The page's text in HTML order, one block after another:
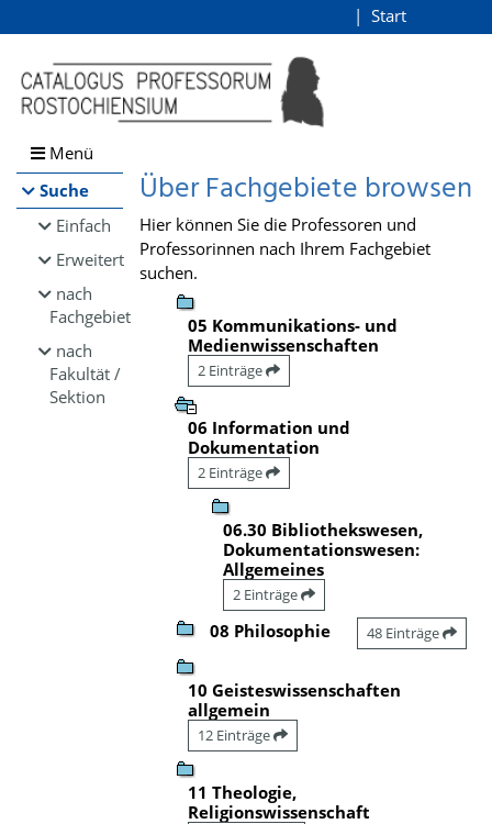
Browsen
direkt zum Inhalt
Start
Menü
Suche
Einfach
Erweitert
nach
Fachgebiet
nach
Fakultät /
Sektion
Über Fachgebiete browsen
Hier können Sie die Professoren und
Professorinnen nach Ihrem Fachgebiet
suchen.
05 Kommunikations- und
Medienwissenschaften
2 Einträge
06 Information und
Dokumentation
2 Einträge
06.30 Bibliothekswesen,
Dokumentationswesen:
Allgemeines
2 Einträge
08 Philosophie 48 Einträge
10 Geisteswissenschaften
allgemein
12 Einträge
11 Theologie,
Religionswissenschaft